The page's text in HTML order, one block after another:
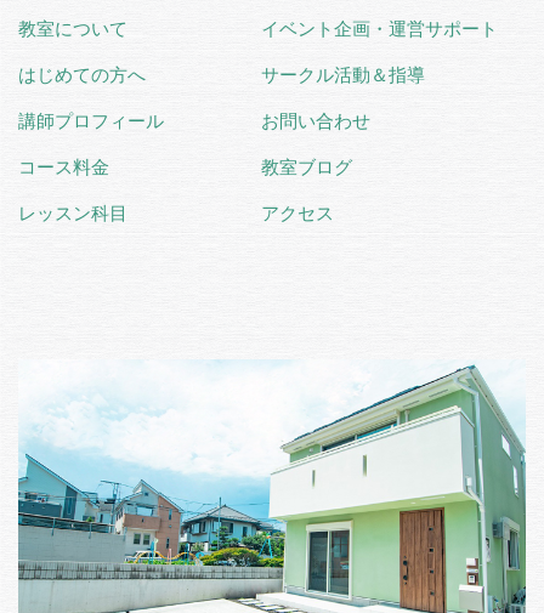
教室について
はじめての方へ
講師プロフィール
コース料金
レッスン科目
イベント企画・運営サポート
サークル活動＆指導
お問い合わせ
教室ブログ
アクセス